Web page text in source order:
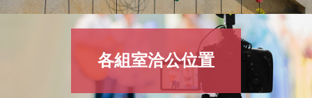
各組室洽公位置